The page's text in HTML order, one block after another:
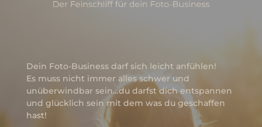
Dein Foto-Business darf sich leicht anfühlen!
Es muss nicht immer alles schwer und
unüberwindbar sein…du darfst dich entspannen
und glücklich sein mit dem was du geschaffen
hast!